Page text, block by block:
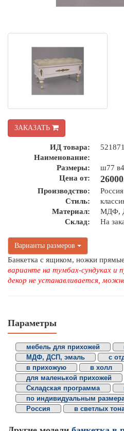
ЗАКАЗАТЬ
ИД товара:
Наименование:
Размеры:
ш77
Цена от:
Производство:
Россия
Стиль:
Материал:
МДФ,
Склад:
На
Варианты размеров
Банкетка с ящиком, ножки
варианте на тумбах-сундуках и
декор не устанавливается,
Параметры
мебель для прихожей
МДФ, ДСП, эмаль
с
в прихожую
в холл
для маленькой прихожей
Складская программа
по индивидуальным
Россия
в светлых